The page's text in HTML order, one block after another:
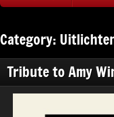
Category:
Tribute to Amy